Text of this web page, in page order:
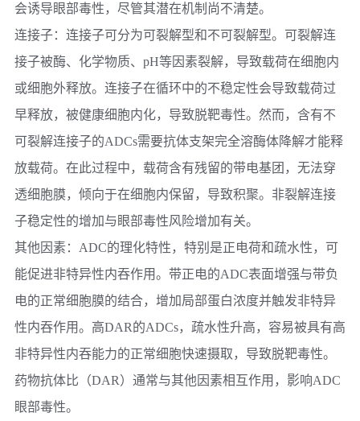
会诱导眼部毒性，尽管其潜在机制尚不清楚。
连接子： 连接子可分为可裂解型和不可裂解型。可裂解连
接子被酶、化学物质、pH等因素裂解，导致载荷在细胞内
或细胞外释放。连接子在循环中的不稳定性会导致载荷过
早释放，被健康细胞内化，导致脱靶毒性。然而，含有不
可裂解连接子的ADCs需要抗体支架完全溶酶体降解才能释
放载荷。在此过程中，载荷含有残留的带电基团，无法穿
透细胞膜，倾向于在细胞内保留，导致积聚。非裂解连接
子稳定性的增加与眼部毒性风险增加有关。
其他因素： ADC的理化特性，特别是正电荷和疏水性，可
能促进非特异性内吞作用。带正电的ADC表面增强与带负
电的正常细胞膜的结合，增加局部蛋白浓度并触发非特异
性内吞作用。高DAR的ADCs，疏水性升高，容易被具有高
非特异性内吞能力的正常细胞快速摄取，导致脱靶毒性。
药物抗体比（DAR）通常与其他因素相互作用，影响ADC
眼部毒性。